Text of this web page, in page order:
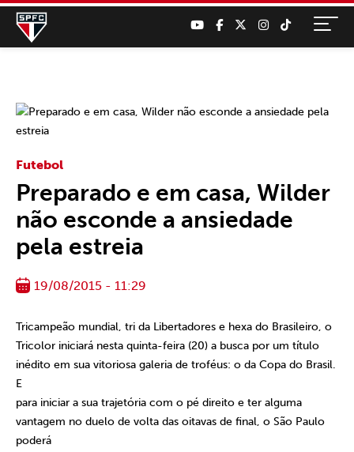
Futebol
Preparado e em casa, Wilder
não esconde a ansiedade
pela estreia
19/08/2015 - 11:29
Tricampeão mundial, tri da Libertadores e hexa do Brasileiro, o
Tricolor iniciará nesta quinta-feira (20) a busca por um título
inédito em sua vitoriosa galeria de troféus: o da Copa do Brasil.
E
para iniciar a sua trajetória com o pé direito e ter alguma
vantagem no duelo de volta das oitavas de final, o São Paulo
poderá